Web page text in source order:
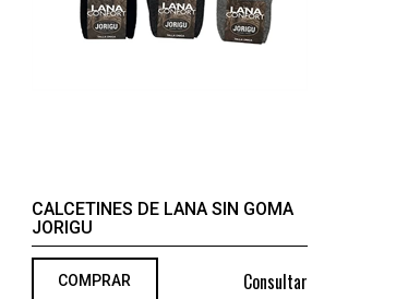
CALCETINES DE LANA SIN GOMA
JORIGU
COMPRAR Consultar